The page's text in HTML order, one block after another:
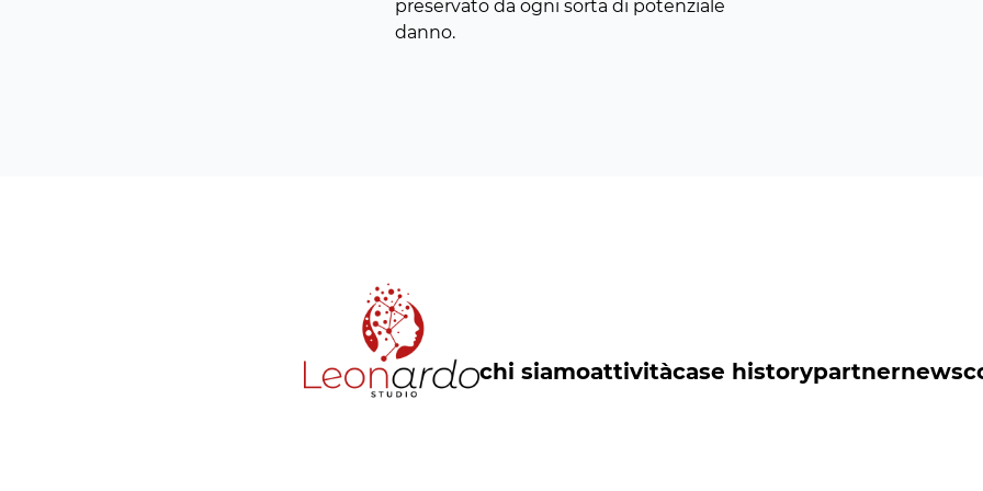
preservato da ogni sorta di potenziale
danno.
chi siamoattivitàcase historypartnernews